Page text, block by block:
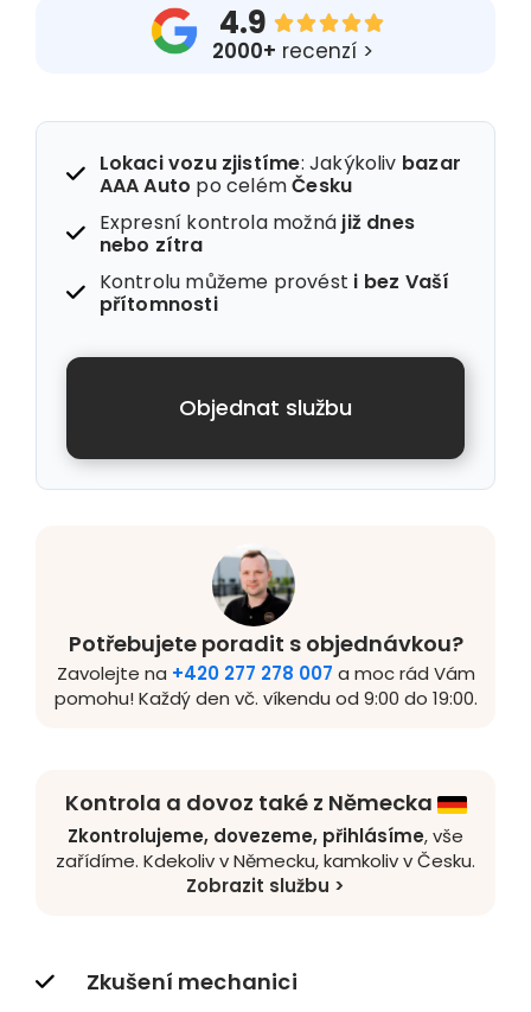
Potřebujete poradit s objednávkou?
Zavolejte na +420 277 278 007 a moc rád Vám
pomohu! Každý den vč. víkendu od 9:00 do 19:00.
Kontrola a dovoz také z Německa
Zkontrolujeme, dovezeme, přihlásíme, vše
zařídíme. Kdekoliv v Německu, kamkoliv v Česku.
Zobrazit službu >
Zkušení mechanici
4.9 
2000+ recenzí >
Lokaci vozu zjistíme: Jakýkoliv bazar
AAA Auto po celémČesku
Expresní kontrola možná již dnes
nebo zítra
Kontrolu můžeme provést i bez Vaší
přítomnosti
Objednat službu